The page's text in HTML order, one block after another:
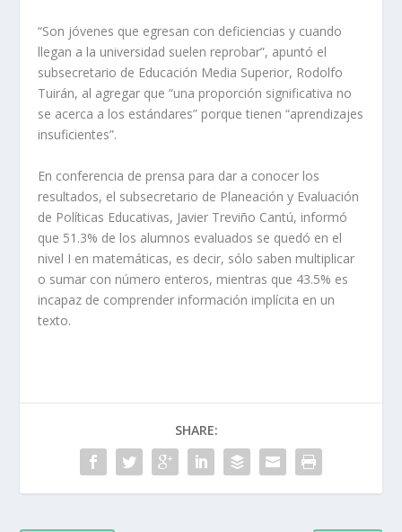
“Son jóvenes que egresan con deficiencias y cuando
llegan a la universidad suelen reprobar”, apuntó el
subsecretario de Educación Media Superior, Rodolfo
Tuirán, al agregar que “una proporción significativa no
se acerca a los estándares” porque tienen “aprendizajes
insuficientes”.
En conferencia de prensa para dar a conocer los
resultados, el subsecretario de Planeación y Evaluación
de Políticas Educativas, Javier Treviño Cantú, informó
que 51.3% de los alumnos evaluados se quedó en el
nivel I en matemáticas, es decir, sólo saben multiplicar
o sumar con número enteros, mientras que 43.5% es
incapaz de comprender información implícita en un
texto.
SHARE: